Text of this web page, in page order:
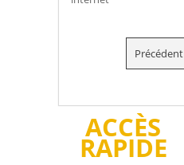
Précédent
ACCÈS
RAPIDE